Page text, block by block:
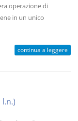
operazione di
in un unico
continua a leggere